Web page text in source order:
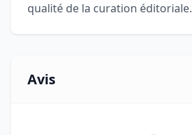
qualité de la curation éditoriale.
Avis